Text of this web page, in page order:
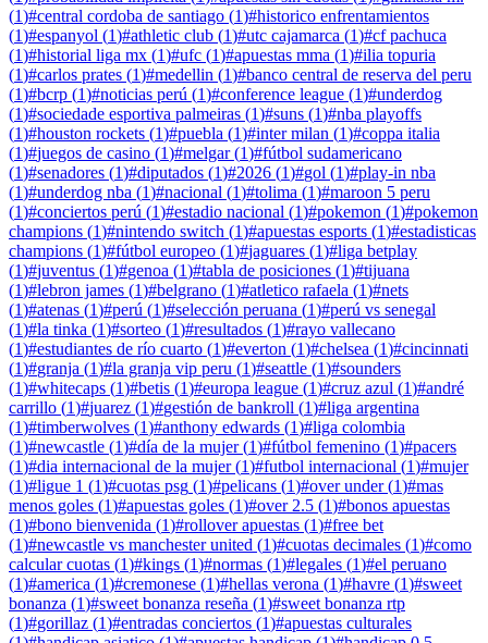
(1)#central cordoba de santiago (1)#historico enfrentamientos
(1)#espanyol (1)#athletic club (1)#utc cajamarca (1)#cf pachuca
(1)#historial liga mx (1)#ufc (1)#apuestas mma (1)#ilia topuria
(1)#carlos prates (1)#medellin (1)#banco central de reserva del peru
(1)#bcrp (1)#noticias perú (1)#conference league (1)#underdog
(1)#sociedade esportiva palmeiras (1)#suns (1)#nba playoffs
(1)#houston rockets (1)#puebla (1)#inter milan (1)#coppa italia
(1)#juegos de casino (1)#melgar(1)#fútbol sudamericano
(1)#senadores (1)#diputados (1)#2026 (1)#gol (1)#play-in nba
(1)#underdog nba (1)#nacional (1)#tolima (1)#maroon 5 peru
(1)#conciertos perú (1)#estadio nacional (1)#pokemon (1)#pokemon
champions (1)#nintendo switch (1)#apuestas esports (1)#estadisticas
champions (1)#fútbol europeo (1)#jaguares (1)#liga betplay
(1)#juventus (1)#genoa (1)#tabla de posiciones (1)#tijuana
(1)#lebron james (1)#belgrano (1)#atletico rafaela (1)#nets
(1)#atenas (1)#perú (1)#selección peruana (1)#perú vs senegal
(1)#la tinka (1)#sorteo (1)#resultados (1)#rayo vallecano
(1)#estudiantes de río cuarto (1)#everton (1)#chelsea (1)#cincinnati
(1)#granja (1)#la granja vip peru (1)#seattle (1)#sounders
(1)#whitecaps (1)#betis (1)#europa league (1)#cruz azul (1)#andré
carrillo (1)#juarez (1)#gestión de bankroll (1)#liga argentina
(1)#timberwolves (1)#anthony edwards (1)#liga colombia
(1)#newcastle (1)#día de la mujer(1)#fútbol femenino (1)#pacers
(1)#dia internacional de la mujer(1)#futbol internacional (1)#mujer
(1)#ligue 1 (1)#cuotas psg (1)#pelicans (1)#over under(1)#mas
menos goles (1)#apuestas goles (1)#over 2.5 (1)#bonos apuestas
(1)#bono bienvenida (1)#rollover apuestas (1)#free bet
(1)#newcastle vs manchester united (1)#cuotas decimales (1)#como
calcular cuotas (1)#kings (1)#normas (1)#legales (1)#el peruano
(1)#america (1)#cremonese (1)#hellas verona (1)#havre (1)#sweet
bonanza (1)#sweet bonanza reseña (1)#sweet bonanza rtp
(1)#gorillaz (1)#entradas conciertos (1)#apuestas culturales